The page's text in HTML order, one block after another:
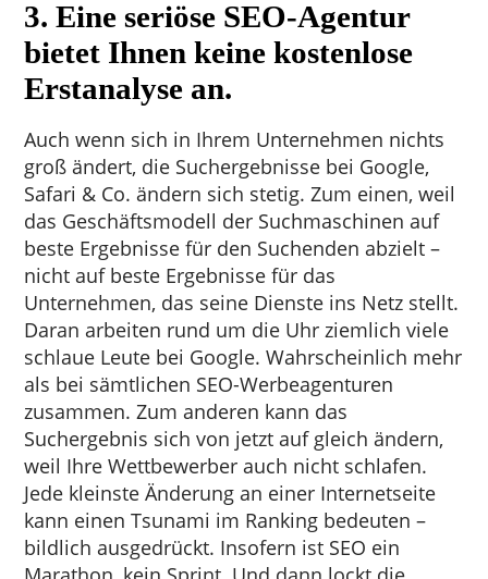
3. Eine seriöse SEO-Agentur
bietet Ihnen keine kostenlose
Erstanalyse an.
Auch wenn sich in Ihrem Unternehmen nichts
groß ändert, die Suchergebnisse bei Google,
Safari & Co. ändern sich stetig. Zum einen, weil
das Geschäftsmodell der Suchmaschinen auf
beste Ergebnisse für den Suchenden abzielt –
nicht auf beste Ergebnisse für das
Unternehmen, das seine Dienste ins Netz stellt.
Daran arbeiten rund um die Uhr ziemlich viele
schlaue Leute bei Google. Wahrscheinlich mehr
als bei sämtlichen SEO-Werbeagenturen
zusammen. Zum anderen kann das
Suchergebnis sich von jetzt auf gleich ändern,
weil Ihre Wettbewerber auch nicht schlafen.
Jede kleinste Änderung an einer Internetseite
kann einen Tsunami im Ranking bedeuten –
bildlich ausgedrückt. Insofern ist SEO ein